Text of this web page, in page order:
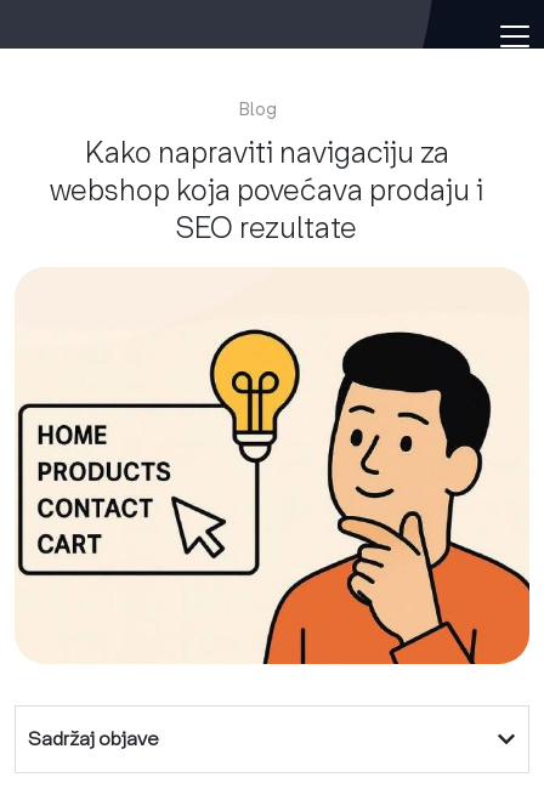
Blog
Kako napraviti navigaciju za
webshop koja povećava prodaju i
SEO rezultate
Sadržaj objave